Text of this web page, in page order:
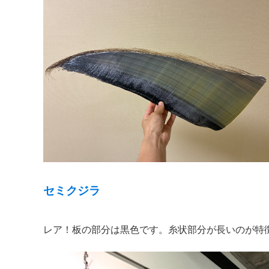
セミクジラ
レア！板の部分は黒色です。糸状部分が長いのが特